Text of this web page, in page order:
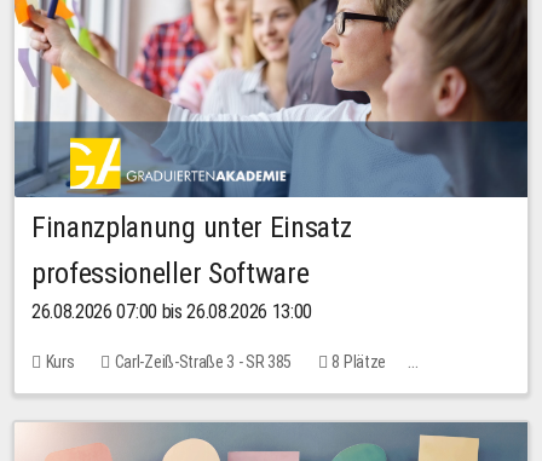
Finanzplanung unter Einsatz
professioneller Software
26.08.2026 07:00 bis 26.08.2026 13:00
Kurs Carl-Zeiß-Straße 3 - SR 385
8 Plätze
20,00 EUR